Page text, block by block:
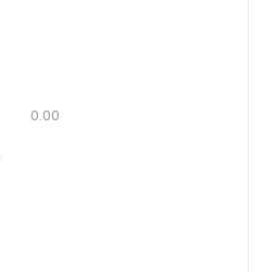
0.00